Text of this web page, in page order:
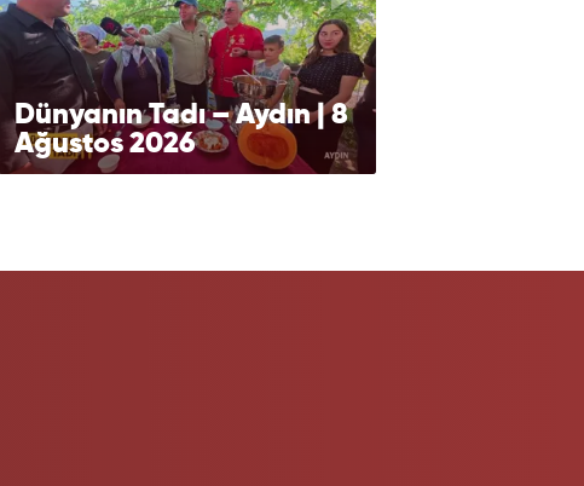
Dünyanın Tadı – Aydın | 8
Ağustos 2026